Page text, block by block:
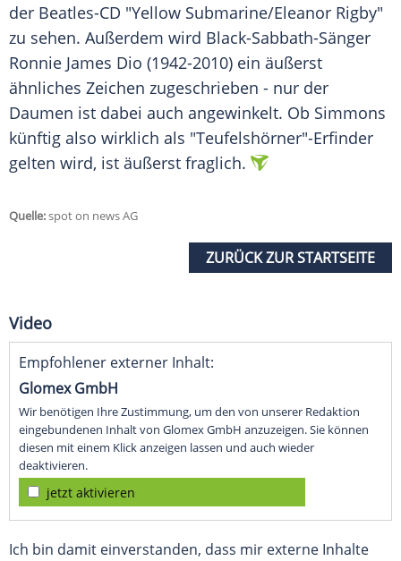
der Beatles-CD "Yellow Submarine/Eleanor Rigby"
zu sehen. Außerdem wird Black-Sabbath-Sänger
Ronnie James Dio (1942-2010) ein äußerst
ähnliches Zeichen zugeschrieben - nur der
Daumen ist dabei auch angewinkelt. Ob Simmons
künftig also wirklich als "Teufelshörner"-Erfinder
gelten wird, ist äußerst fraglich.
Quelle:spot on news AG
ZURÜCK ZUR STARTSEITE
Video
Empfohlener externer Inhalt:
Glomex GmbH
Wir benötigen Ihre Zustimmung, um den von unserer Redaktion
eingebundenen Inhalt von Glomex GmbH anzuzeigen. Sie können
diesen mit einem Klick anzeigen lassen und auch wieder
deaktivieren.
jetzt aktivieren
Ich bin damit einverstanden, dass mir externe Inhalte